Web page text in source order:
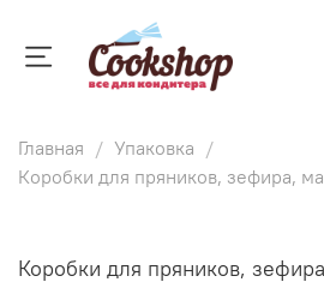
Главная
Упаковка
Коробки для пряников, зефира,
Коробки для пряников,